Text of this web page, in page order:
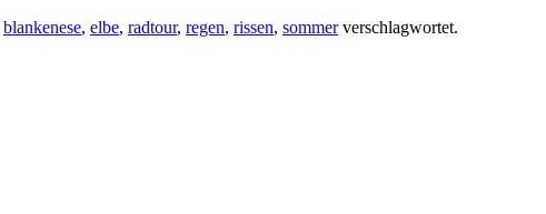
blankenese, elbe, radtour, regen, rissen, sommerverschlagwortet.